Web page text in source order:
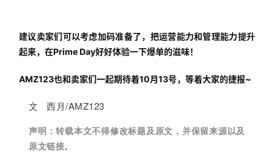
建议卖家们可以考虑加码准备了，把运营能力和管理能力提升
起来，在Prime Day好好体验一下爆单的滋味！
AMZ123也和卖家们一起期待着10月13号，等着大家的捷报~
文 西月/AMZ123
声明：转载本文不得修改标题及原文，并保留来源以及
原文链接。